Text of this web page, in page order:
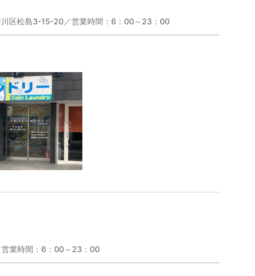
区松島3-15-20／営業時間：6：00～23：00
業時間：6：00～23：00